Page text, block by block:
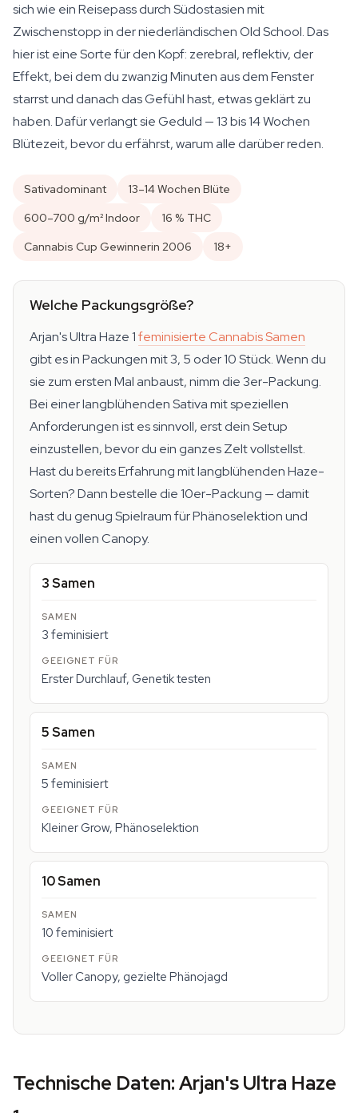
sich wie ein Reisepass durch Südostasien mit
Zwischenstopp in der niederländischen Old School. Das
hier ist eine Sorte für den Kopf: zerebral, reflektiv, der
Effekt, bei dem du zwanzig Minuten aus dem Fenster
starrst und danach das Gefühl hast, etwas geklärt zu
haben. Dafür verlangt sie Geduld — 13 bis 14 Wochen
Blütezeit, bevor du erfährst, warum alle darüber reden.
Sativadominant
13–14 Wochen Blüte
600–700 g/m² Indoor
16 % THC
Cannabis Cup Gewinnerin 2006
18+
Welche Packungsgröße?
Arjan's Ultra Haze 1feminisierte Cannabis Samen
gibt es in Packungen mit 3, 5 oder 10 Stück. Wenn du
sie zum ersten Mal anbaust, nimm die 3er-Packung.
Bei einer langblühenden Sativa mit speziellen
Anforderungen ist es sinnvoll, erst dein Setup
einzustellen, bevor du ein ganzes Zelt vollstellst.
Hast du bereits Erfahrung mit langblühenden Haze-
Sorten? Dann bestelle die 10er-Packung — damit
hast du genug Spielraum für Phänoselektion und
einen vollen Canopy.
3 Samen
3 feminisiert
Erster Durchlauf, Genetik testen
5 Samen
5 feminisiert
Kleiner Grow, Phänoselektion
10 Samen
10 feminisiert
Voller Canopy, gezielte Phänojagd
Technische Daten: Arjan's Ultra Haze